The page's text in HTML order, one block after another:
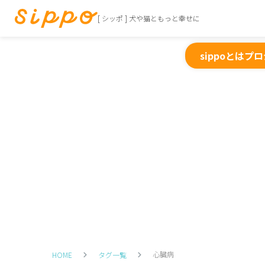
[ シッポ ] 犬や猫ともっと幸せに
sippoとはプ
HOME タグ一覧 心臓病